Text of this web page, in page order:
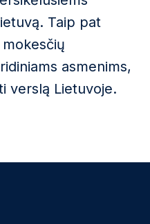
Taip pat
asmenims,
verslą Lietuvoje.